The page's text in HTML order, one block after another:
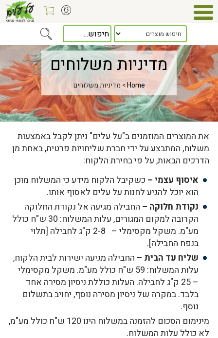
מדיניות משלוחים
Home> מדיניות משלוחים
את המוצרים המוזמנים ב"על עלים" ניתן לקבל באמצעות
משלוח, המתבצע על ידי חברת שליחויות פרטית, באחת מן
הדרכים הבאות, על פי בחירת הלקוח:
איסוף עצמי– כשקיבל הלקוח מידע כי המשלוח מוכן
הוא יוכל להגיע לחנות על עלים לאסוף אותו.
נקודת חלוקה – החבילה מגיעה אל נקודת החלוקה
הקרובה למקום המגורים, עלות המשלוח: 30 ש"ח כולל
מע"מ. משקל מקסימלי – 2-8 ק"ג לחבילה [תלוי
בנפח החבילה].
שליח עד הבית – החבילה מגיעה ישירות לבית הלקוח,
עלות המשלוח: 59 ש"ח כולל מע"מ. משקל מקסימלי
– 25 ק"ג לחבילה. העלות כוללת ניסיון מסירה אחד
בלבד. במקרה של ניסיון מסירה נוסף, יחויב בתשלום
נוסף.
מינימום הסכום להזמנה במשלוח הינו 120 ש"ח כולל מע"מ,
לא כולל עלות המשלוח.